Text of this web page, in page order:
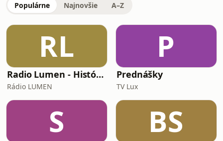
Populárne Najnovšie A–Z
RL
Radio Lumen - História a my
Rádio LUMEN
P
Prednášky
TV Lux
S BS